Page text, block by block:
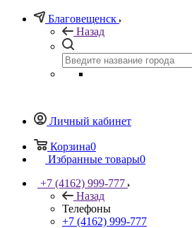
Благовещенск
Назад
Личный кабинет
Корзина0
Избранные товары0
+7 (4162) 999-777
Назад
Телефоны
+7 (4162) 999-777